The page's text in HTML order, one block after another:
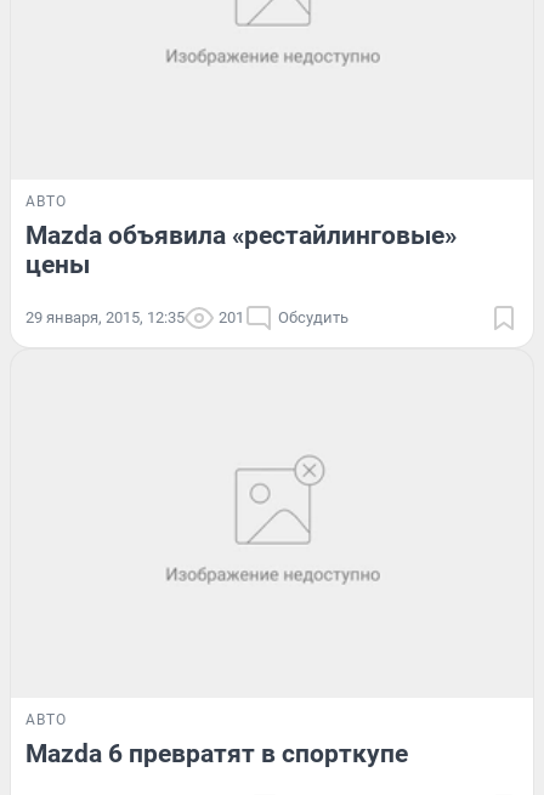
АВТО
Mazda объявила «рестайлинговые»
цены
29 января, 2015, 12:35 201 Обсудить
АВТО
Mazda 6 превратят в спорткупе